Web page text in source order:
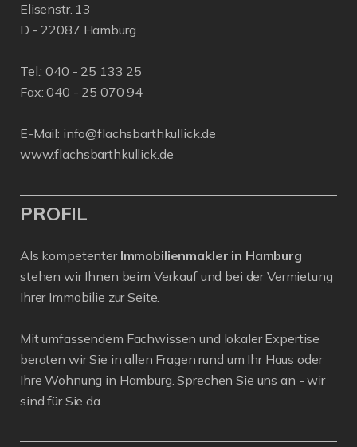
Elisenstr. 13
D - 22087 Hamburg
Tel.:040 - 25 133 25
Fax: 040 - 25 070 94
E-Mail: info@flachsbarthkullick.de
www.flachsbarthkullick.de
PROFIL
Als kompetenter Immobilienmakler in Hamburg
stehen wir Ihnen beim Verkauf und bei der Vermietung
Ihrer Immobilie zur Seite.
Mit umfassendem Fachwissen und lokaler Expertise
beraten wir Sie in allen Fragen rund um Ihr Haus oder
Ihre Wohnung in Hamburg. Sprechen Sie uns an - wir
sind für Sie da.